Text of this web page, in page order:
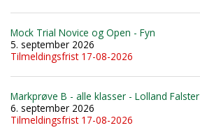
Mock Trial Novice og Open - Fyn
5. september 2026
Tilmeldingsfrist 17-08-2026
Markprøve B - alle klasser - Lolland Falster
6. september 2026
Tilmeldingsfrist 17-08-2026